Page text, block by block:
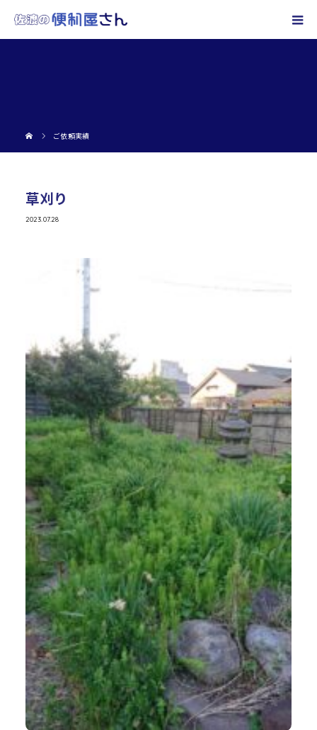
ご依頼実績
草刈り
2023.07.28